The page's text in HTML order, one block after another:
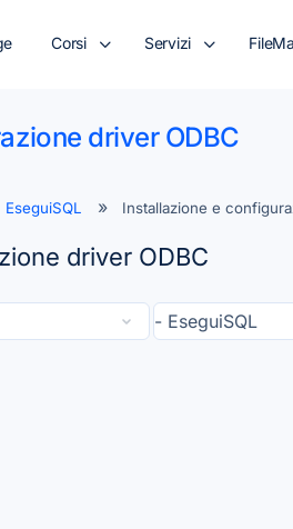
Corsi Servizi
driver ODBC
EseguiSQL Installazione e
driver ODBC